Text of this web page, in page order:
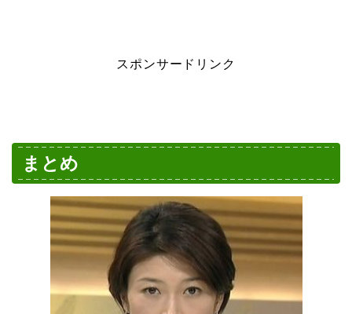
スポンサードリンク
まとめ